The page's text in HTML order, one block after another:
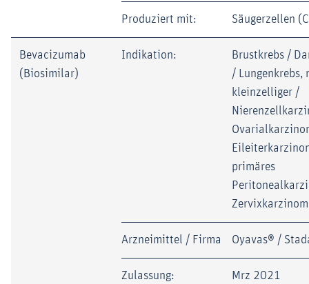
Produziert mit: Säugerzellen
Bevacizumab
(Biosimilar)
Indikation:
Brustkrebs /
/ Lungenkrebs,
kleinzelliger /
primäres
Zervixkarzinom
Arzneimittel / Firma Oyavas® /
Zulassung: Mrz 2021